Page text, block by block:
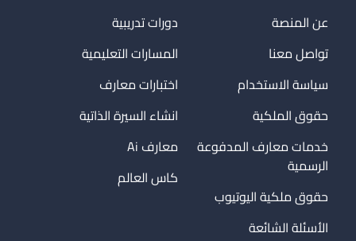
عن المنصة
تواصل معنا
سياسة الاستخدام
حقوق الملكية
خدمات معارف المدفوعة
الرسمية
حقوق ملكية اليوتيوب
الأسئلة الشائعة
دورات تدريبية
المسارات التعليمية
اختبارات معارف
انشاء السيرة الذاتية
معارف Ai
كاس العالم